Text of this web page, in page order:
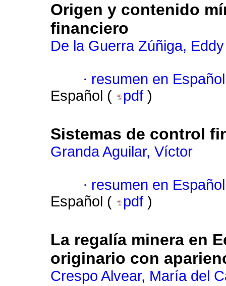
Origen y contenido
financiero
De la Guerra Zúñiga, Eddy
· resumen en Español
Español (
pdf )
Sistemas de control
Granda Aguilar, Víctor
· resumen en Español
Español (
pdf )
La regalía minera en
originario con
Crespo Alvear, María del